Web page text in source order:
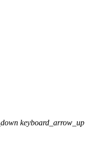
keyboard_arrow_up